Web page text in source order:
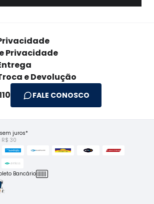
Privacidade
e Devolução
FALE CONOSCO
juros*
30
Bancário